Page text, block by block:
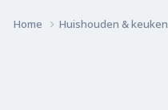
Home Huishouden & keuken